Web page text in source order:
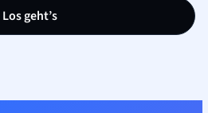
Los geht’s